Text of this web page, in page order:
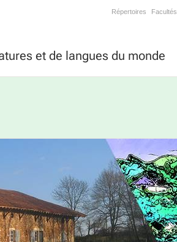
Répertoires Facultés
et de langues du monde